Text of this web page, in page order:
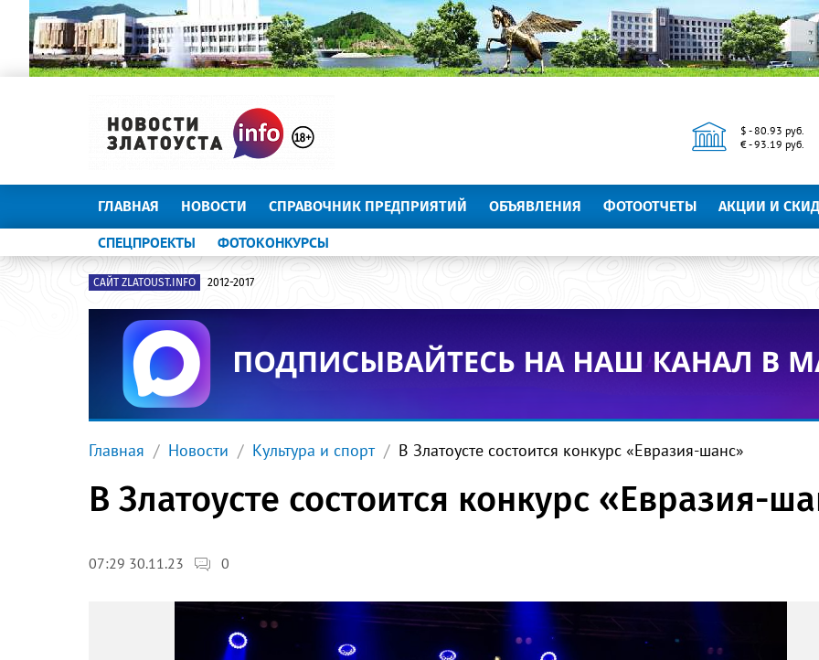
$ - 80.93 руб.
€ - 93.19 руб.
ГЛАВНАЯ НОВОСТИ СПРАВОЧНИК ПРЕДПРИЯТИЙ ОБЪЯВЛЕНИЯ ФОТООТЧЕТЫ АКЦИИ И
СПЕЦПРОЕКТЫ ФОТОКОНКУРСЫ
САЙТ ZLATOUST.INFO 2012-2017
Главная Новости Культура и спорт В Златоусте состоится конкурс «Евразия-шанс»
В Златоусте состоится конкурс «Евразия-
07:29 30.11.23 0